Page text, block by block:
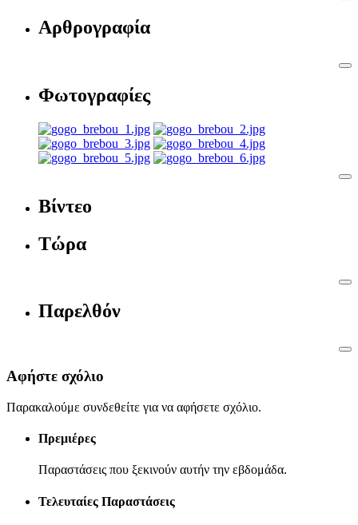
Αρθρογραφία
Φωτογραφίες
Βίντεο
Τώρα
Παρελθόν
Αφήστε σχόλιο
Παρακαλούμε συνδεθείτε για να αφήσετε σχόλιο.
Πρεμιέρες
Παραστάσεις που ξεκινούν αυτήν την εβδομάδα.
Τελευταίες Παραστάσεις